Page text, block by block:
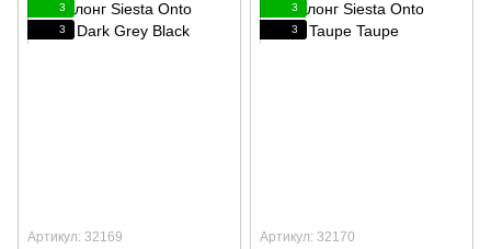
3
3
Артикул: 32169
3
3
Артикул: 32170